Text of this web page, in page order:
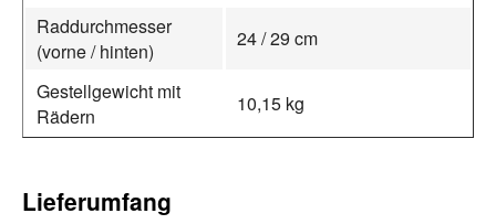
Raddurchmesser
(vorne / hinten)
24 / 29 cm
Gestellgewicht mit
Rädern
10,15 kg
Lieferumfang